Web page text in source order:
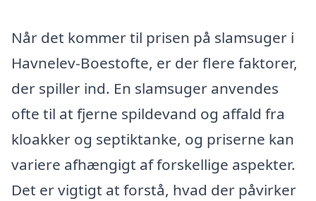
Når det kommer til prisen på slamsuger i
Havnelev-Boestofte, er der flere faktorer,
der spiller ind. En slamsuger anvendes
ofte til at fjerne spildevand og affald fra
kloakker og septiktanke, og priserne kan
variere afhængigt af forskellige aspekter.
Det er vigtigt at forstå, hvad der påvirker